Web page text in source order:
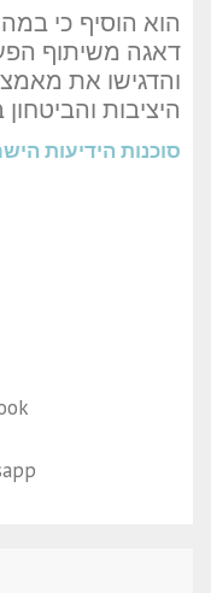
הוא הוסיף כי
דאגה משיתוף
והדגישו את
היציבות
סוכנות הידיעות